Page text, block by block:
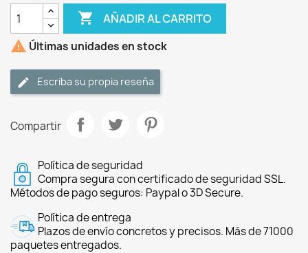
 AÑADIR AL CARRITO
 Últimas unidades en stock
Escriba su propia reseña
Compartir
Política de seguridad
Compra segura con certificado de seguridad SSL.
Métodos de pago seguros: Paypal o 3D Secure.
Política de entrega
Plazos de envío concretos y precisos. Más de 71000
paquetes entregados.